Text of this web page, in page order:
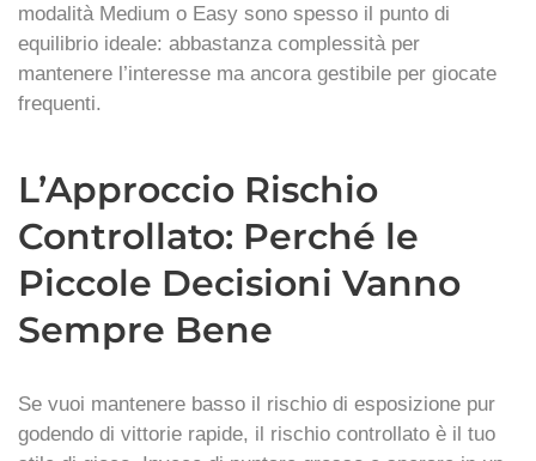
modalità Medium o Easy sono spesso il punto di
equilibrio ideale: abbastanza complessità per
mantenere l’interesse ma ancora gestibile per giocate
frequenti.
L’Approccio Rischio
Controllato: Perché le
Piccole Decisioni Vanno
Sempre Bene
Se vuoi mantenere basso il rischio di esposizione pur
godendo di vittorie rapide, il rischio controllato è il tuo